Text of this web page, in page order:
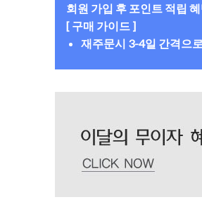
회원 가입 후 포인트 적립
[ 구매 가이드 ]
재주문시 3-4일 간격으